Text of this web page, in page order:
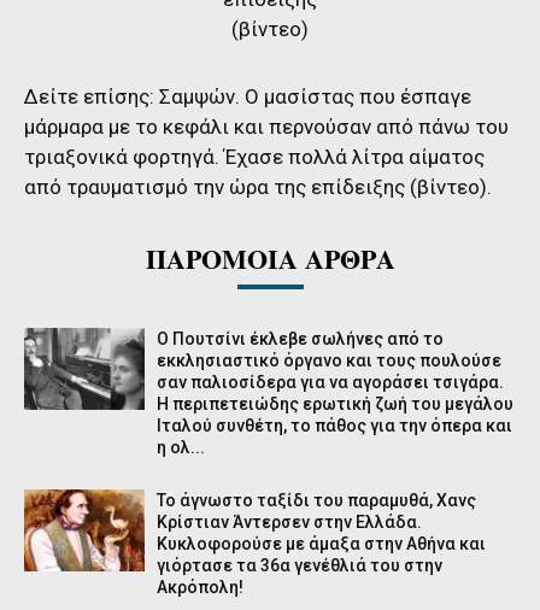
Δείτε επίσης: Σαμψών. Ο μασίστας που έσπαγε
μάρμαρα με το κεφάλι και περνούσαν από πάνω του
τριαξονικά φορτηγά. Έχασε πολλά λίτρα αίματος
από τραυματισμό την ώρα της επίδειξης (βίντεο).
ΠΑΡΟΜΟΙΑ ΑΡΘΡΑ
O Πουτσίνι έκλεβε σωλήνες από το
εκκλησιαστικό όργανο και τους πουλούσε
σαν παλιοσίδερα για να αγοράσει τσιγάρα.
Η περιπετειώδης ερωτική ζωή του μεγάλου
Ιταλού συνθέτη, το πάθος για την όπερα και
η ολ...
Το άγνωστο ταξίδι του παραμυθά, Χανς
Κρίστιαν Άντερσεν στην Ελλάδα.
Κυκλοφορούσε με άμαξα στην Αθήνα και
γιόρτασε τα 36α γενέθλιά του στην
Ακρόπολη!